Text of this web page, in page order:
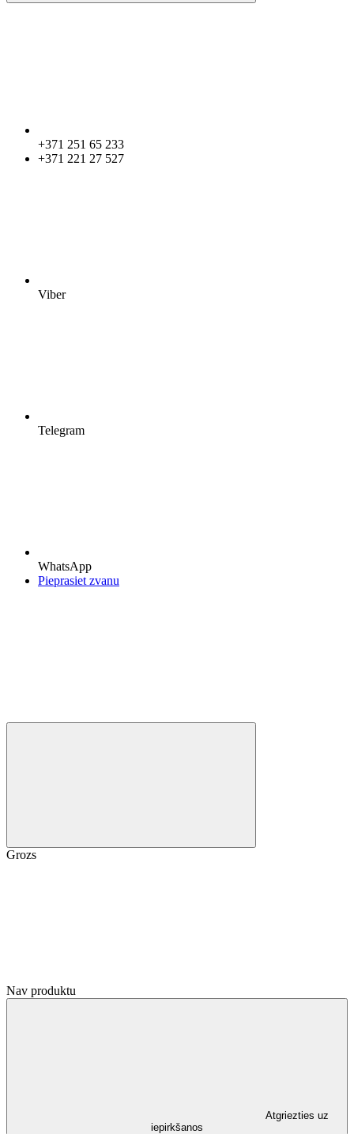
+371 251 65 233
+371 221 27 527
Viber
Telegram
WhatsApp
Pieprasiet zvanu
Grozs
Nav produktu
Atgriezties uz
iepirkšanos